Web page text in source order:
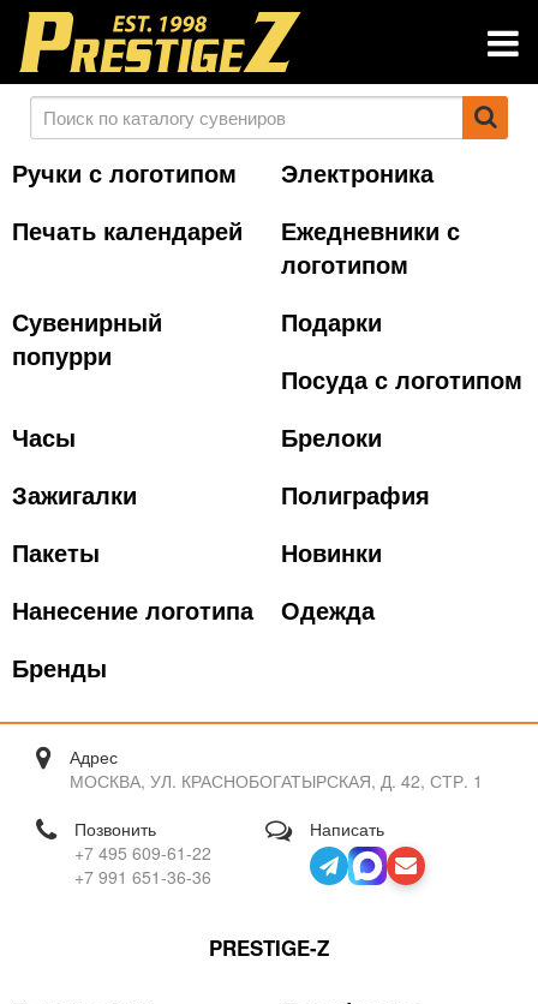
Ручки с логотипом
Электроника
Печать календарей
Ежедневники с
логотипом
Сувенирный
попурри
Подарки
Посуда с логотипом
Часы
Брелоки
Зажигалки
Полиграфия
Пакеты
Новинки
Нанесение логотипа
Одежда
Бренды
Адрес
МОСКВА, УЛ. КРАСНОБОГАТЫРСКАЯ, Д. 42, СТР. 1
Позвонить
+7 495 609-61-22
+7 991 651-36-36
Написать
PRESTIGE-Z